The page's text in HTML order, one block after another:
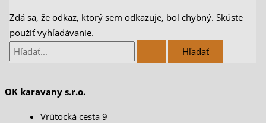
Zdá sa, že odkaz, ktorý sem odkazuje, bol chybný. Skúste
použiť vyhľadávanie.
OK karavany s.r.o.
Vrútocká cesta 9